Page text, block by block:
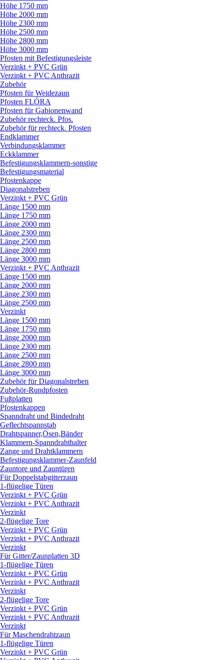
Höhe 1750 mm
Höhe 2000 mm
Höhe 2300 mm
Höhe 2500 mm
Höhe 2800 mm
Höhe 3000 mm
Pfosten mit Befestigungsleiste
Verzinkt + PVC Grün
Verzinkt + PVC Anthrazit
Zubehör
Pfosten für Weidezaun
Pfosten FLÓRA
Pfosten für Gabionenwand
Zubehör rechteck. Pfos.
Zubehör für rechteck. Pfosten
Endklammer
Verbindungsklammer
Eckklammer
Befestigungsklammern-sonstige
Befestigungsmaterial
Pfostenkappe
Diagonalstreben
Verzinkt + PVC Grün
Länge 1500 mm
Länge 1750 mm
Länge 2000 mm
Länge 2300 mm
Länge 2500 mm
Länge 2800 mm
Länge 3000 mm
Verzinkt + PVC Anthrazit
Länge 1500 mm
Länge 2000 mm
Länge 2300 mm
Länge 2500 mm
Verzinkt
Länge 1500 mm
Länge 1750 mm
Länge 2000 mm
Länge 2300 mm
Länge 2500 mm
Länge 2800 mm
Länge 3000 mm
Zubehör für Diagonalstreben
Zubehör-Rundpfosten
Fußplatten
Pfostenkappen
Spanndraht und Bindedraht
Geflechtspannstab
Drahtspanner,Ösen,Bänder
Klammern-Spanndrahthalter
Zange und Drahtklammern
Befestigungsklammer-Zaunfeld
Zauntore und Zauntüren
Für Doppelstabgitterzaun
1-flügelige Türen
Verzinkt + PVC Grün
Verzinkt + PVC Anthrazit
Verzinkt
2-flügelige Tore
Verzinkt + PVC Grün
Verzinkt + PVC Anthrazit
Verzinkt
Für Gitter/Zaunplatten 3D
1-flügelige Türen
Verzinkt + PVC Grün
Verzinkt + PVC Anthrazit
Verzinkt
2-flügelige Tore
Verzinkt + PVC Grün
Verzinkt + PVC Anthrazit
Verzinkt
Für Maschendrahtzaun
1-flügelige Türen
Verzinkt + PVC Grün